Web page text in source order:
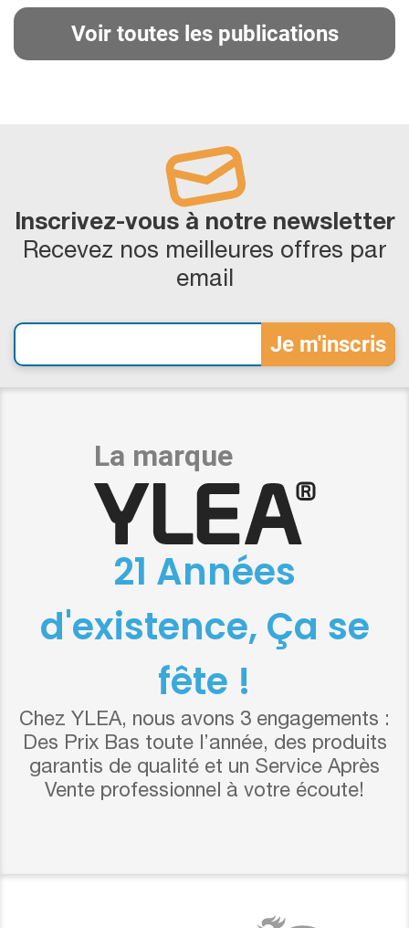
Voir toutes les publications
Inscrivez-vous à notre newsletter
Recevez nos meilleures offres par
email
21 Années
d'existence, Ça se
fête !
Chez YLEA, nous avons 3 engagements :
Des Prix Bas toute l’année, des produits
garantis de qualité et un Service Après
Vente professionnel à votre écoute!